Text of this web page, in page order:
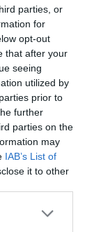
parties, or
for
opt-out
that after your
seeing
utilized by
prior to
further
parties on the
may
IAB’s List of
it to other